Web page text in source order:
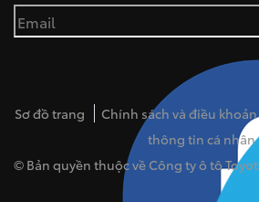
Sơ đồ trang Chính sách và điều khoản
thông tin cá nhân
© Bản quyền thuộc về Công ty ô tô